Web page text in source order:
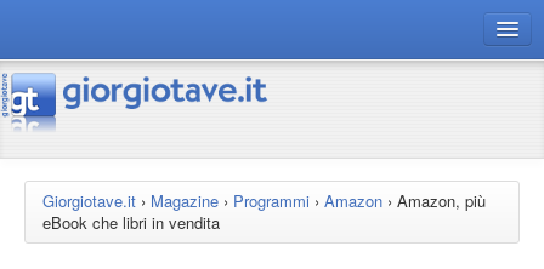
connect gt
risorse
Chi siamo
Giorgiotave.it › Magazine › Programmi › Amazon › Amazon, più
eBook che libri in vendita